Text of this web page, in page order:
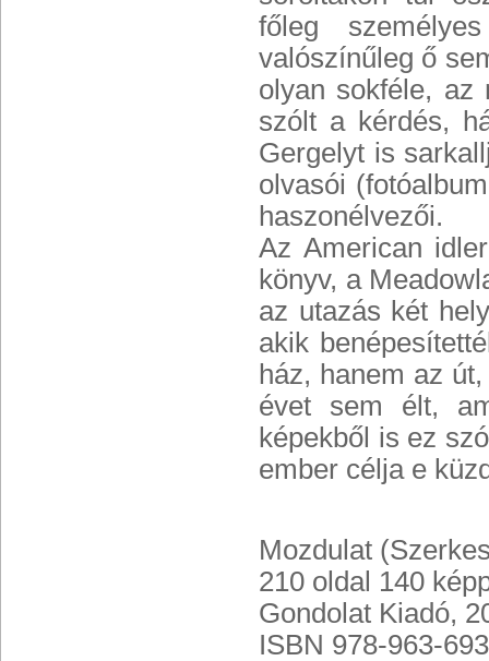
főleg
valószínűleg ő
olyan sokféle, az
szólt a kérdés,
Gergelyt is
olvasói
haszonélvezői.
Az American
könyv, a
az utazás két
akik
ház, hanem az
évet sem élt,
képekből is ez
ember célja e
Mozdulat
210 oldal 140
Gondolat Kiadó,
ISBN 978-963-